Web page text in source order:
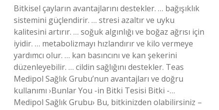
Bitkisel çayların avantajlarını destekler. … bağışıklık
sistemini güçlendirir. … stresi azaltır ve uyku
kalitesini artırır. … soğuk algınlığı ve boğaz ağrısı için
iyidir. … metabolizmayı hızlandırır ve kilo vermeye
yardımcı olur. … kan basıncını ve kan şekerini
düzenleyebilir. … cildin sağlığını destekler. Teas
Medipol Sağlık Grubu’nun avantajları ve doğru
kullanımı ›Bunlar You -in Bitki Tesisi Bitki -…
Medipol Sağlık Grubu› Bu, ​​bitkinizden olabilirsiniz –